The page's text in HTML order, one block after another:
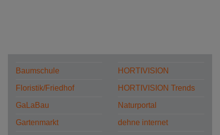
Baumschule
Floristik/Friedhof
GaLaBau
Gartenmarkt
HORTIVISION
HORTIVISION Trends
Naturportal
dehne internet